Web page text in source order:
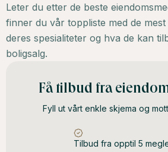
Leter du etter de beste
finner du vår toppliste med de
deres spesialiteter og hva de kan
boligsalg.
Få tilbud fra
Fyll ut vårt enkle skjema og
Tilbud fra opptil 5